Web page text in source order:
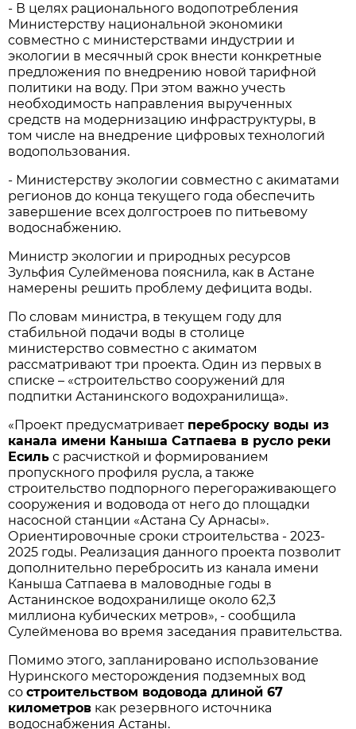
- В целях рационального водопотребления
Министерству национальной экономики
совместно с министерствами индустрии и
экологии в месячный срок внести конкретные
предложения по внедрению новой тарифной
политики на воду. При этом важно учесть
необходимость направления вырученных
средств на модернизацию инфраструктуры, в
том числе на внедрение цифровых технологий
водопользования.
- Министерству экологии совместно с акиматами
регионов до конца текущего года обеспечить
завершение всех долгостроев по питьевому
водоснабжению.
Министр экологии и природных ресурсов
Зульфия Сулейменова пояснила, как в Астане
намерены решить проблему дефицита воды.
По словам министра, в текущем году для
стабильной подачи воды в столице
министерство совместно с акиматом
рассматривают три проекта. Один из первых в
списке – «строительство сооружений для
подпитки Астанинского водохранилища».
«Проект предусматривает переброску воды из
канала имени Каныша Сатпаева в русло реки
Есиль с расчисткой и формированием
пропускного профиля русла, а также
строительство подпорного перегораживающего
сооружения и водовода от него до площадки
насосной станции «Астана Су Арнасы».
Ориентировочные сроки строительства - 2023-
2025 годы. Реализация данного проекта позволит
дополнительно перебросить из канала имени
Каныша Сатпаева в маловодные годы в
Астанинское водохранилище около 62,3
миллиона кубических метров», - сообщила
Сулейменова во время заседания правительства.
Помимо этого, запланировано использование
Нуринского месторождения подземных вод
состроительством водовода длиной 67
километров как резервного источника
водоснабжения Астаны.